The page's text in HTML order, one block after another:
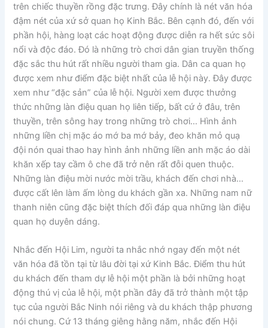
trên chiếc thuyền rồng đặc trưng. Đây chính là nét văn hóa
đậm nét của xứ sở quan họ Kinh Bắc. Bên cạnh đó, đến với
phần hội, hàng loạt các hoạt động được diễn ra hết sức sôi
nổi và độc đáo. Đó là những trò chơi dân gian truyền thống
đặc sắc thu hút rất nhiều người tham gia. Dân ca quan họ
được xem như điểm đặc biệt nhất của lễ hội này. Đây được
xem như “đặc sản” của lễ hội. Người xem được thưởng
thức những làn điệu quan họ liên tiếp, bất cứ ở đâu, trên
thuyền, trên sông hay trong những trò chơi… Hình ảnh
những liền chị mặc áo mớ ba mớ bảy, đeo khăn mỏ quạ
đội nón quai thao hay hình ảnh những liền anh mặc áo dài
khăn xếp tay cầm ô che đã trở nên rất đỗi quen thuộc.
Những làn điệu mời nước mời trầu, khách đến chơi nhà…
được cất lên làm ấm lòng du khách gần xa. Những nam nữ
thanh niên cũng đặc biệt thích đối đáp qua những làn điệu
quan họ duyên dáng.
Nhắc đến Hội Lim, người ta nhắc nhớ ngay đến một nét
văn hóa đã tồn tại từ lâu đời tại xứ Kinh Bắc. Điểm thu hút
du khách đến tham dự lễ hội một phần là bởi những hoạt
động thú vị của lễ hội, một phần đây đã trở thành một tập
tục của người Bắc Ninh nói riêng và du khách thập phương
nói chung. Cứ 13 tháng giêng hằng năm, nhắc đến Hội